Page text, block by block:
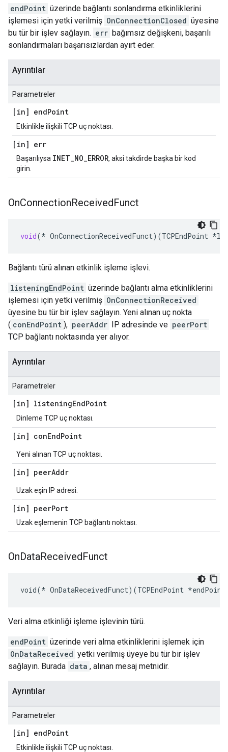
endPoint üzerinde bağlantı sonlandırma etkinliklerini
işlemesi için yetki verilmiş OnConnectionClosed üyesine
bu tür bir işlev sağlayın. err bağımsız değişkeni, başarılı
sonlandırmaları başarısızlardan ayırt eder.
Ayrıntılar
Parametreler
[in] endPoint
Etkinlikle ilişkili TCP uç noktası.
[in] err
Başarılıysa INET_NO_ERROR, aksi takdirde başka bir kod
girin.
OnConnectionReceivedFunct
void(* OnConnectionReceivedFunct)(TCPEndPoint *
Bağlantı türü alınan etkinlik işleme işlevi.
listeningEndPoint üzerinde bağlantı alma etkinliklerini
işlemesi için yetki verilmiş OnConnectionReceived
üyesine bu tür bir işlev sağlayın. Yeni alınan uç nokta
( conEndPoint ), peerAddr IP adresinde ve peerPort
TCP bağlantı noktasında yer alıyor.
Ayrıntılar
Parametreler
[in] listeningEndPoint
Dinleme TCP uç noktası.
[in] conEndPoint
Yeni alınan TCP uç noktası.
[in] peerAddr
Uzak eşin IP adresi.
[in] peerPort
Uzak eşlemenin TCP bağlantı noktası.
OnDataReceivedFunct
void(* OnDataReceivedFunct)(TCPEndPoint
Veri alma etkinliği işleme işlevinin türü.
endPoint üzerinde veri alma etkinliklerini işlemek için
OnDataReceived yetki verilmiş üyeye bu tür bir işlev
sağlayın. Burada data , alınan mesaj metnidir.
Ayrıntılar
Parametreler
[in] endPoint
Etkinlikle ilişkili TCP uç noktası.